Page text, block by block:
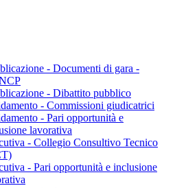
- Documenti di gara -
- Dibattito pubblico
- Commissioni giudicatrici
- Pari opportunità e
lavorativa
- Collegio Consultivo Tecnico
- Pari opportunità e inclusione